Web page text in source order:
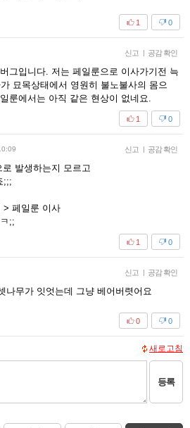
0
1
신고 | 공감 확인
그입니다. 저는 페일룬으로 이사가기전 늑
묘목상태에서 영원히 불노불사의 몸으
룬에서는 아직 같은 현상이 없네요.
0
1
신고 | 공감 확인
발생하는지 모르고
;;;
> 페일룬 이사
;;
0
1
신고 | 공감 확인
나무가 잇엇는데 그냥 베어버렷어요
0
0
새로고침
등록